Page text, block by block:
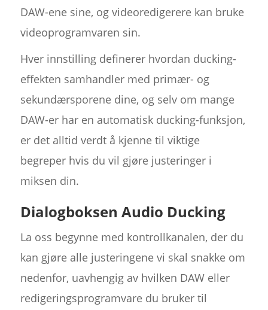
DAW-ene sine, og videoredigerere kan bruke
videoprogramvaren sin.
Hver innstilling definerer hvordan ducking-
effekten samhandler med primær- og
sekundærsporene dine, og selv om mange
DAW-er har en automatisk ducking-funksjon,
er det alltid verdt å kjenne til viktige
begreper hvis du vil gjøre justeringer i
miksen din.
Dialogboksen Audio Ducking
La oss begynne med kontrollkanalen, der du
kan gjøre alle justeringene vi skal snakke om
nedenfor, uavhengig av hvilken DAW eller
redigeringsprogramvare du bruker til